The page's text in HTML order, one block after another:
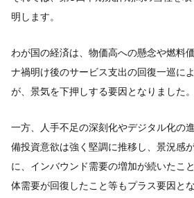
明します。
わが国の経済は、物価高への懸念や燃料
ナ禍明け後のサービス支出の回復一巡に
が、景気を下押しする要因となりました。
一方、人手不足の深刻化やデジタル化の
備投資意欲は強く堅調に推移し、景況感
に、インバウンド需要の増加が続いたこ
体需要が回復したこと等もプラス要因と